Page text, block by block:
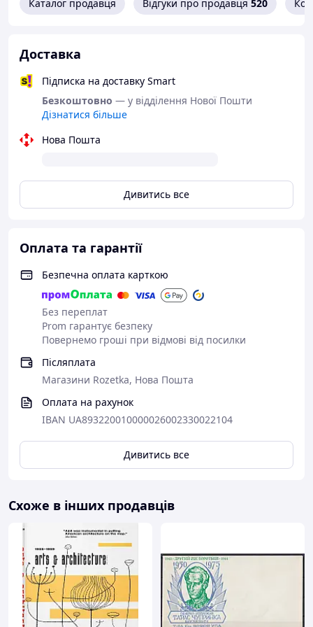
Каталог продавця Відгуки про продавця 520
Доставка
Підписка на доставку Smart
Безкоштовно — у відділення Нової Пошти
Дізнатися більше
Нова Пошта
Дивитись все
Оплата та гарантії
Безпечна оплата карткою
Без переплат
Prom гарантує безпеку
Повернемо гроші при відмові від посилки
Післяплата
Магазини Rozetka, Нова Пошта
Оплата на рахунок
IBAN UA893220010000026002330022104
Дивитись все
Схоже в інших продавців